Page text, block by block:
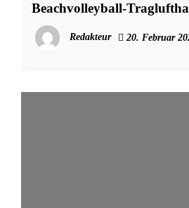
Beachvolleyball-
Redakteur 20. Februar